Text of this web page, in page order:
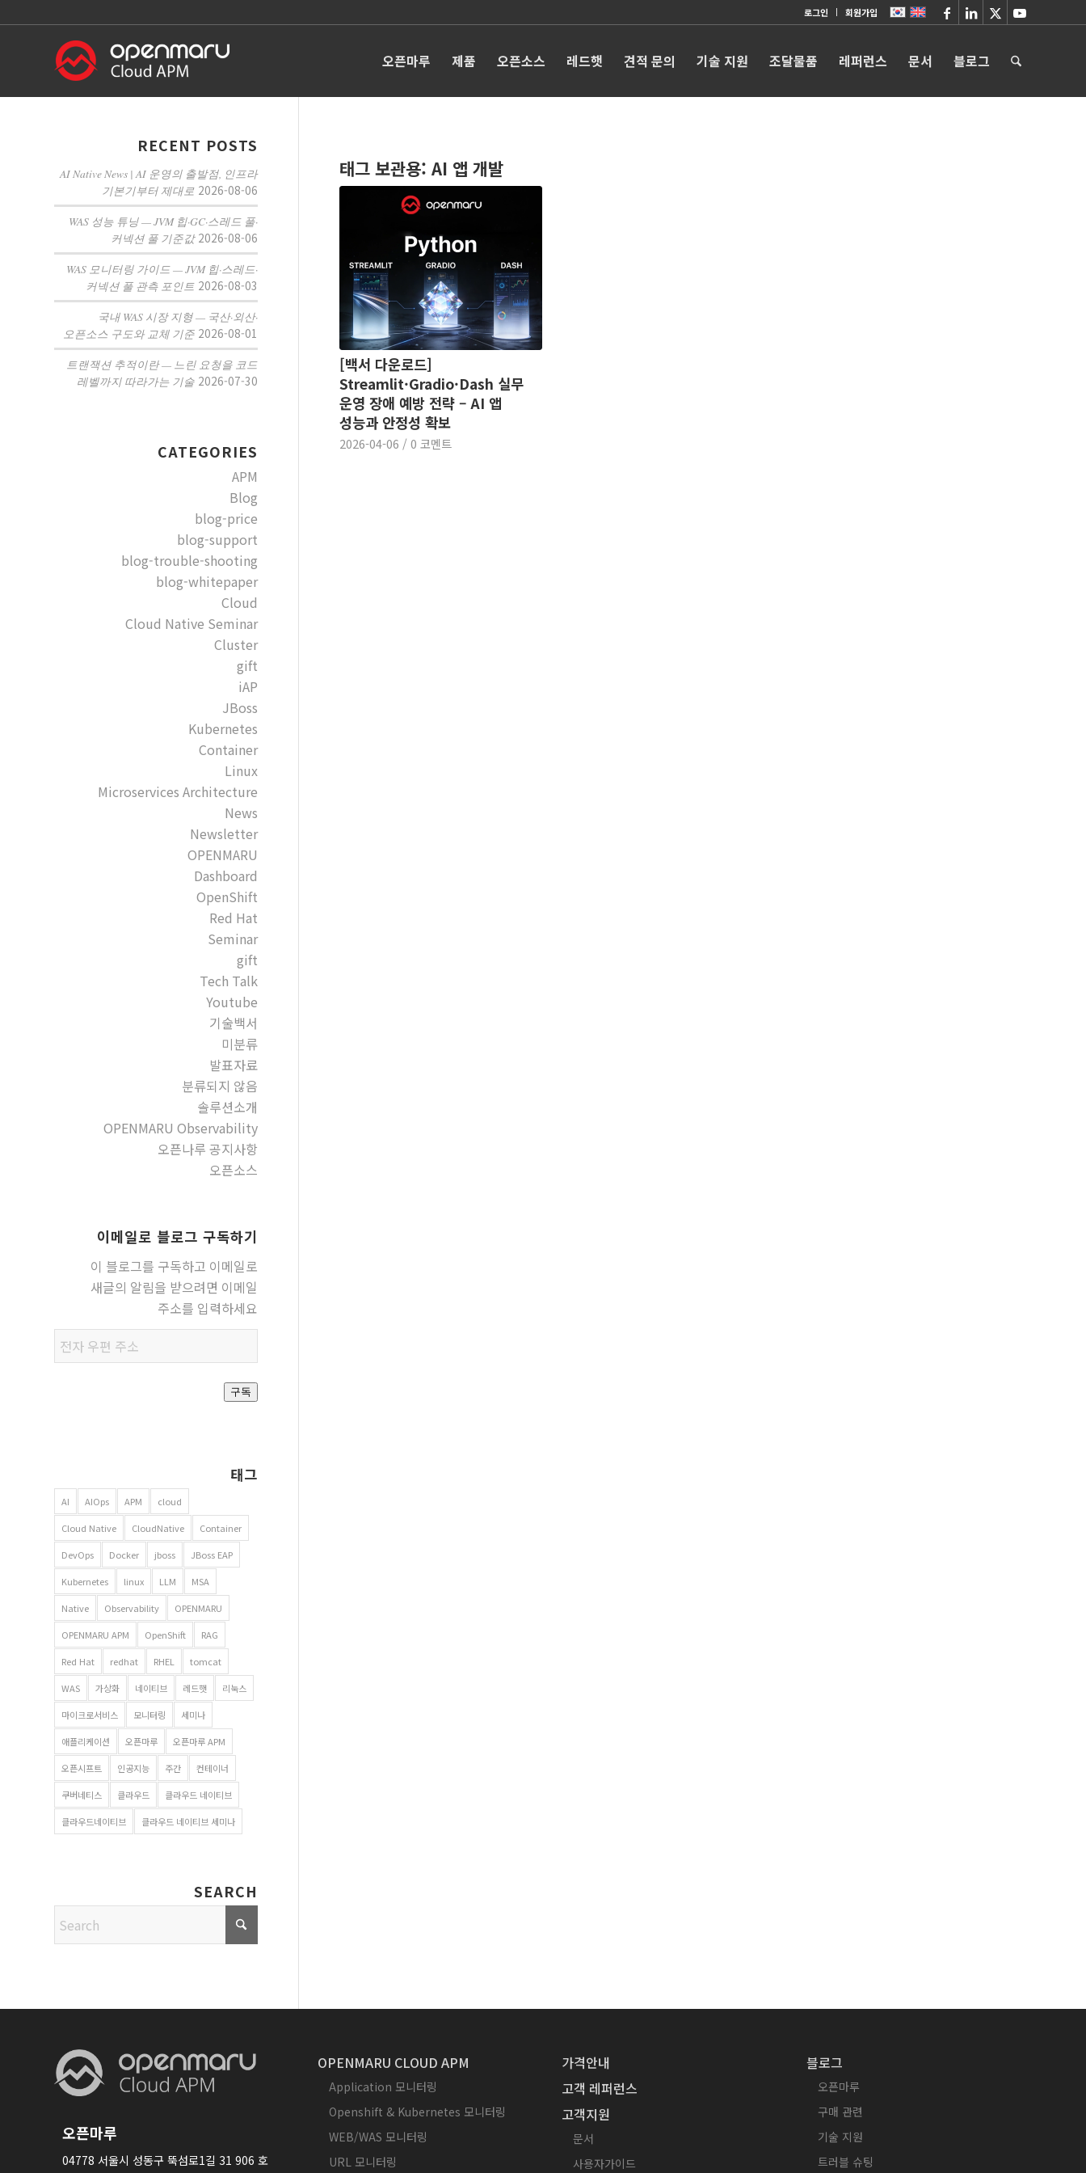
로그인 회원가입
오픈마루 제품 오픈소스 레드햇 견적 문의 기술 지원 조달물품 레퍼런스 문서 블로그
태그 보관용: AI 앱 개발
[백서 다운로드]
Streamlit·Gradio·Dash 실무
운영 장애 예방 전략 – AI 앱
성능과 안정성 확보
2026-04-06 / 0 코멘트
RECENT POSTS
AI Native News | AI 운영의 출발점, 인프라
기본기부터 제대로 2026-08-06
WAS 성능 튜닝 — JVM 힙·GC·스레드 풀·
커넥션 풀 기준값 2026-08-06
WAS 모니터링 가이드 — JVM 힙·스레드·
커넥션 풀 관측 포인트 2026-08-03
국내 WAS 시장 지형 — 국산·외산·
오픈소스 구도와 교체 기준 2026-08-01
트랜잭션 추적이란 — 느린 요청을 코드
레벨까지 따라가는 기술 2026-07-30
CATEGORIES
APM
Blog
blog-price
blog-support
blog-trouble-shooting
blog-whitepaper
Cloud
Cloud Native Seminar
Cluster
gift
iAP
JBoss
Kubernetes
Container
Linux
Microservices Architecture
News
Newsletter
OPENMARU
Dashboard
OpenShift
Red Hat
Seminar
gift
Tech Talk
Youtube
기술백서
미분류
발표자료
분류되지 않음
솔루션소개
OPENMARU Observability
오픈나루 공지사항
오픈소스
이메일로 블로그 구독하기
이 블로그를 구독하고 이메일로
새글의 알림을 받으려면 이메일
주소를 입력하세요
우편
주소
구독
태그
AI AIOps APM cloud
Cloud Native CloudNative Container
DevOps Docker jboss JBoss EAP
Kubernetes linux LLM MSA
Native Observability OPENMARU
OPENMARU APM OpenShift RAG
Red Hat redhat RHEL tomcat
WAS 가상화 네이티브 레드햇 리눅스
마이크로서비스 모니터링 세미나
애플리케이션 오픈마루 오픈마루 APM
오픈시프트 인공지능 주간 컨테이너
쿠버네티스 클라우드 클라우드 네이티브
클라우드네이티브 클라우드 네이티브 세미나
SEARCH
오픈마루
04778 서울시 성동구 뚝섬로1길 31 906 호
OPENMARU CLOUD APM
Application 모니터링
Openshift & Kubernetes 모니터링
WEB/WAS 모니터링
URL 모니터링
가격안내
고객 레퍼런스
고객지원
문서
사용자가이드
블로그
오픈마루
구매 관련
기술 지원
트러블 슈팅